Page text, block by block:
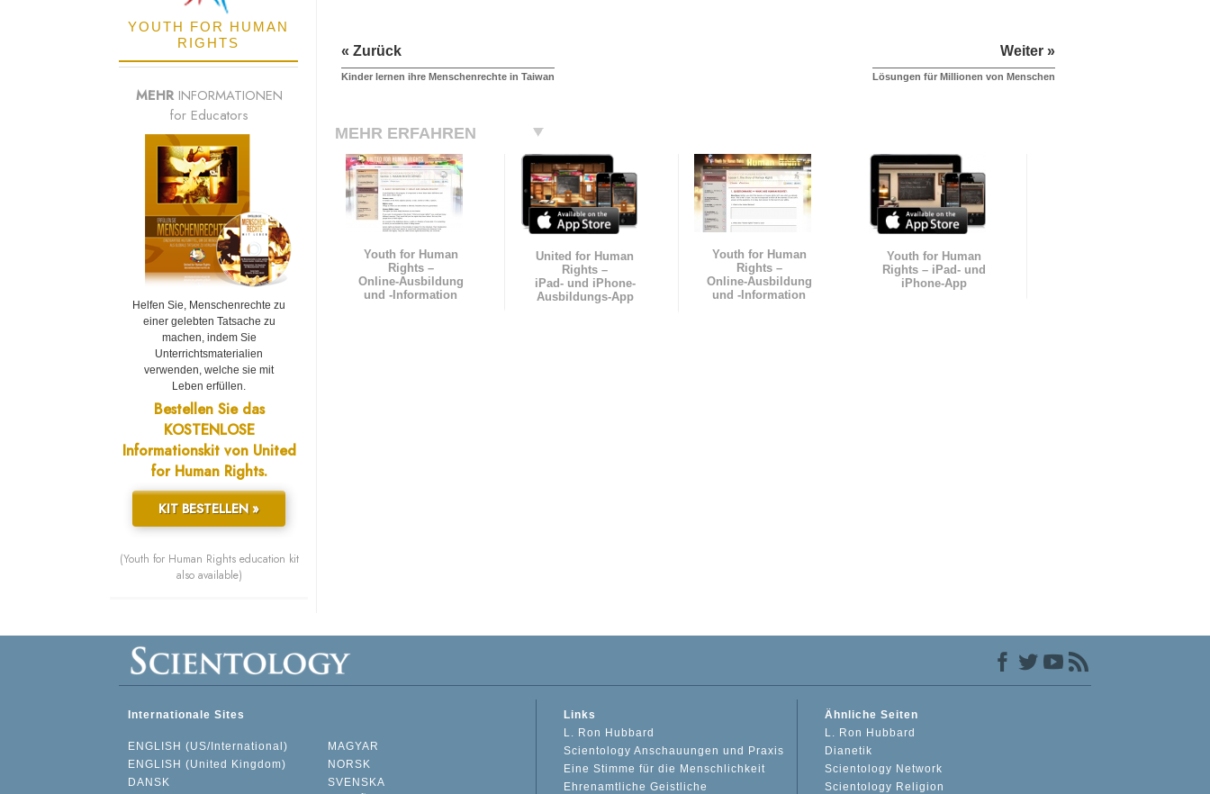
« Zurück
Kinder lernen ihre Menschenrechte in Taiwan
Weiter »
Lösungen für Millionen von Menschen
MEHR ERFAHREN
Youth for Human
Rights –
Online-Ausbildung
und-Information
United for Human
Rights –
iPad- und iPhone-
Ausbildungs-App
Youth for Human
Rights –
Online-Ausbildung
und-Information
Youth for Human
Rights – iPad- und
iPhone-App
YOUTH FOR HUMAN
RIGHTS
MEHR INFORMATIONEN
for Educators
Helfen Sie, Menschenrechte zu
einer gelebten Tatsache zu
machen, indem Sie
Unterrichtsmaterialien
verwenden, welche sie mit
Leben erfüllen.
Bestellen Sie das
KOSTENLOSE
Informationskit von United
for Human Rights.
KIT BESTELLEN »
(Youth for Human Rights education kit
also available)
Internationale Sites
ENGLISH (US/International)
ENGLISH (United Kingdom)
DANSK
MAGYAR
NORSK
SVENSKA
Links
L. Ron Hubbard
Scientology Anschauungen und Praxis
Eine Stimme für die Menschlichkeit
Ehrenamtliche Geistliche
Ähnliche Seiten
L. Ron Hubbard
Dianetik
Scientology Network
Scientology Religion